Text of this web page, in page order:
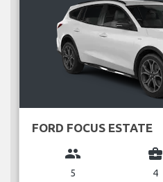
FORD FOCUS ESTATE
group
5
business_center
4